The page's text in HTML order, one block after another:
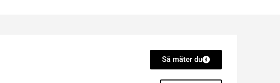
Så mäter du